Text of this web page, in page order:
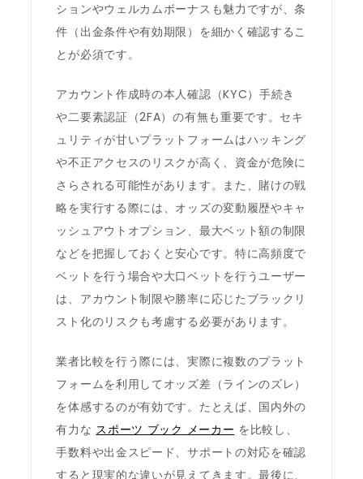
ションやウェルカムボーナスも魅力ですが、条
件（出金条件や有効期限）を細かく確認するこ
とが必須です。
アカウント作成時の本人確認（KYC）手続き
や二要素認証（2FA）の有無も重要です。セキ
ュリティが甘いプラットフォームはハッキング
や不正アクセスのリスクが高く、資金が危険に
さらされる可能性があります。また、賭けの戦
略を実行する際には、オッズの変動履歴やキャ
ッシュアウトオプション、最大ベット額の制限
などを把握しておくと安心です。特に高頻度で
ベットを行う場合や大口ベットを行うユーザー
は、アカウント制限や勝率に応じたブラックリ
スト化のリスクも考慮する必要があります。
業者比較を行う際には、実際に複数のプラット
フォームを利用してオッズ差（ラインのズレ）
を体感するのが有効です。たとえば、国内外の
有力な スポーツ ブック メーカー を比較し、
手数料や出金スピード、サポートの対応を確認
すると現実的な違いが見えてきます。最後に、